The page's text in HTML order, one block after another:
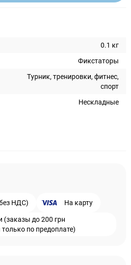
0.1 кг
Фикстаторы
Турник, тренировки, фитнес,
спорт
Нескладные
НДС) На карту
(заказы до 200 грн
по предоплате)